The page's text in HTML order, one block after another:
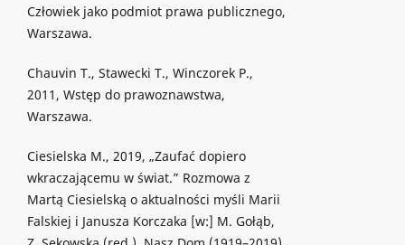
Człowiek jako podmiot prawa publicznego,
Warszawa.
Chauvin T., Stawecki T., Winczorek P.,
2011, Wstęp do prawoznawstwa,
Warszawa.
Ciesielska M., 2019, „Zaufać dopiero
wkraczającemu w świat.” Rozmowa z
Martą Ciesielską o aktualności myśli Marii
Falskiej i Janusza Korczaka [w:] M. Gołąb,